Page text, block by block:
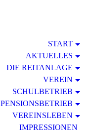
START
AKTUELLES
DIE REITANLAGE
VEREIN
SCHULBETRIEB
PENSIONSBETRIEB
VEREINSLEBEN
IMPRESSIONEN